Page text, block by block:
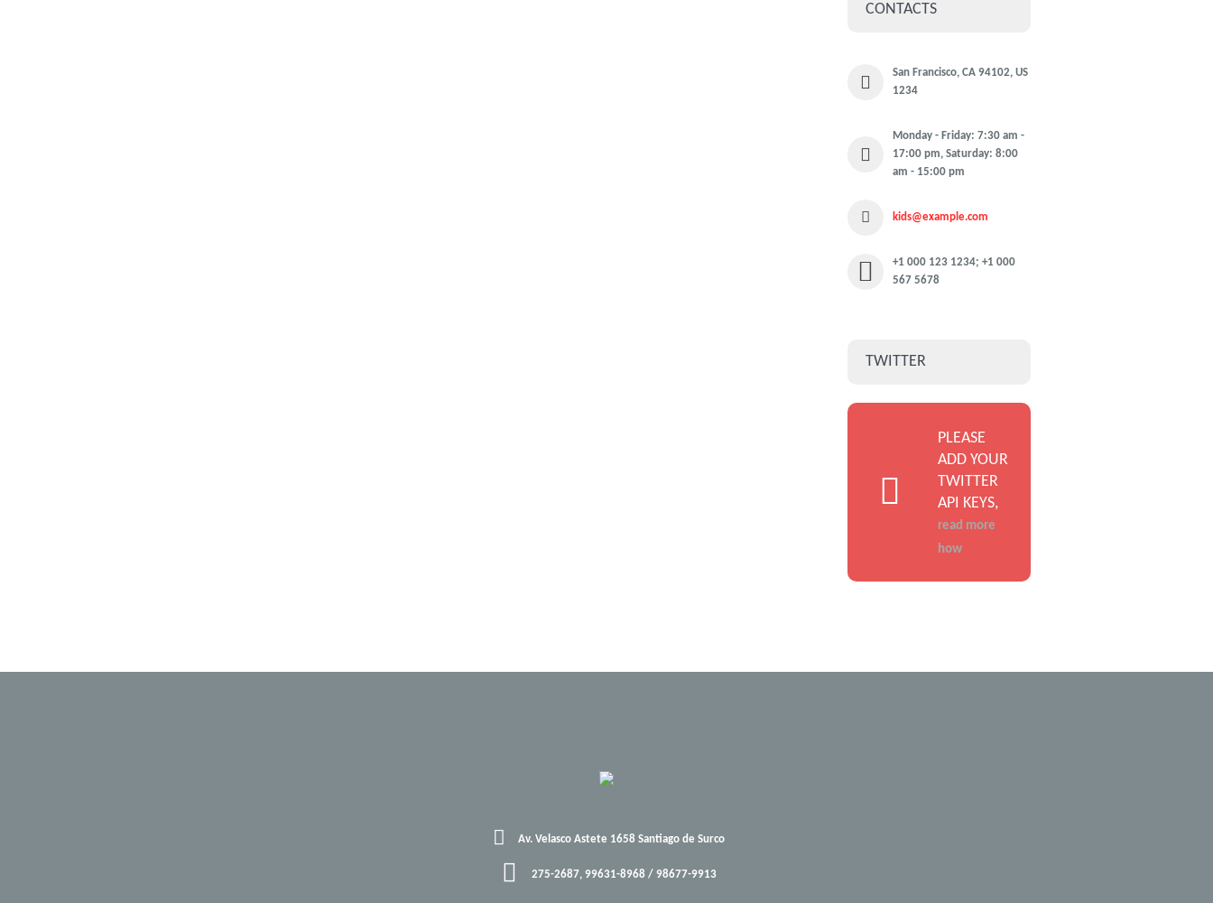
CONTACTS
San Francisco, CA 94102, US
1234
Monday - Friday: 7:30 am -
17:00 pm, Saturday: 8:00
am - 15:00 pm
kids@example.com
+1 000 123 1234; +1 000
567 5678
TWITTER
PLEASE
ADD YOUR
TWITTER
API KEYS,
read more
how
Av. Velasco Astete 1658 Santiago de Surco
275-2687, 99631-8968 / 98677-9913